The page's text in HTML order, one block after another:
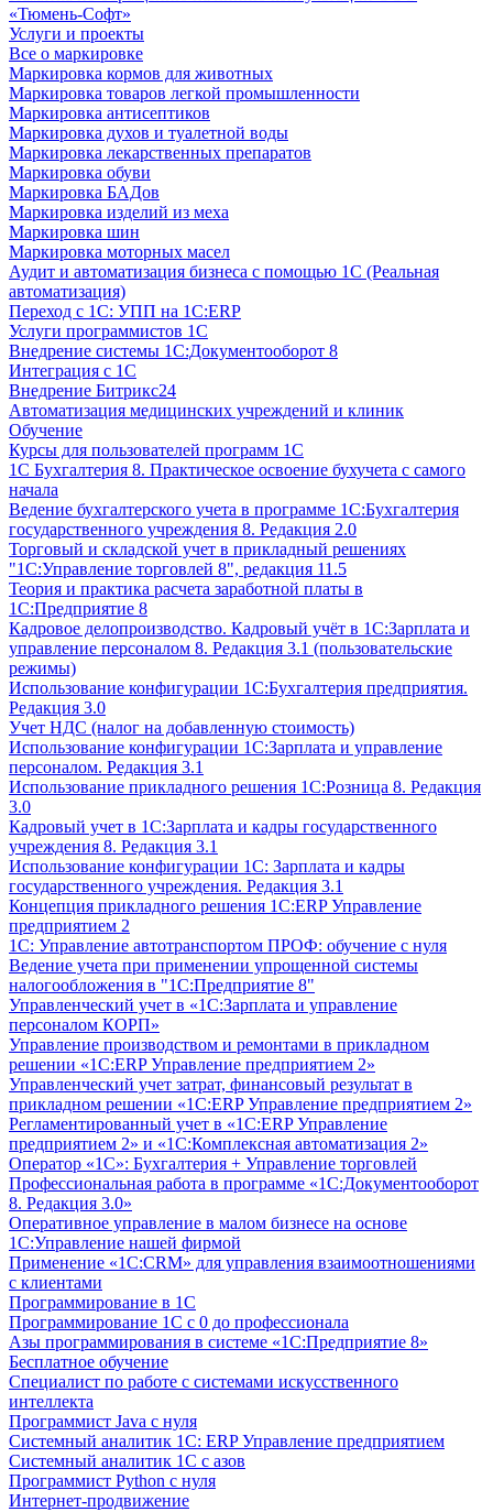
«Тюмень-Софт»
Услуги и проекты
Все о маркировке
Маркировка кормов для животных
Маркировка товаров легкой промышленности
Маркировка антисептиков
Маркировка духов и туалетной воды
Маркировка лекарственных препаратов
Маркировка обуви
Маркировка БАДов
Маркировка изделий из меха
Маркировка шин
Маркировка моторных масел
Аудит и автоматизация бизнеса с помощью 1С (Реальная
автоматизация)
Переход с 1С: УПП на 1С:ERP
Услуги программистов 1С
Внедрение системы 1С:Документооборот 8
Интеграция с 1С
Внедрение Битрикс24
Автоматизация медицинских учреждений и клиник
Обучение
Курсы для пользователей программ 1С
1С Бухгалтерия 8. Практическое освоение бухучета с самого
начала
Ведение бухгалтерского учета в программе 1С:Бухгалтерия
государственного учреждения 8. Редакция 2.0
Торговый и складской учет в прикладный решениях
"1С:Управление торговлей 8", редакция 11.5
Теория и практика расчета заработной платы в
1С:Предприятие 8
Кадровое делопроизводство. Кадровый учёт в 1С:Зарплата и
управление персоналом 8. Редакция 3.1 (пользовательские
режимы)
Использование конфигурации 1С:Бухгалтерия предприятия.
Редакция 3.0
Учет НДС (налог на добавленную стоимость)
Использование конфигурации 1С:Зарплата и управление
персоналом. Редакция 3.1
Использование прикладного решения 1С:Розница 8. Редакция
3.0
Кадровый учет в 1С:Зарплата и кадры государственного
учреждения 8. Редакция 3.1
Использование конфигурации ‎1С: Зарплата и кадры
государственного учреждения. Редакция 3.1
Концепция прикладного решения 1С:ERP Управление
предприятием 2
1С: Управление автотранспортом ПРОФ: обучение с нуля
Ведение учета при применении упрощенной системы
налогообложения в "1С:Предприятие 8"
Управленческий учет в «1C:Зарплата и управление
персоналом КОРП»
Управление производством и ремонтами в прикладном
решении «1С:ERP Управление предприятием 2»
Управленческий учет затрат, финансовый результат в
прикладном решении «1С:ERP Управление предприятием 2»
Регламентированный учет в «1С:ERP Управление
предприятием 2» и «1С:Комплексная автоматизация 2»
Оператор «1С»: Бухгалтерия + Управление торговлей
Профессиональная работа в программе «1С:Документооборот
8. Редакция 3.0»
Оперативное управление в малом бизнесе на основе
1С:Управление нашей фирмой
Применение «1С:CRM» для управления взаимоотношениями
с клиентами
Программирование в 1С
Программирование 1С с 0 до профессионала
Азы программирования в системе «1С:Предприятие 8»
Бесплатное обучение
Специалист по работе с системами искусственного
интеллекта
Программист Java с нуля
Системный аналитик 1С: ERP Управление предприятием
Системный аналитик 1С с азов
Программист Python с нуля
Интернет-продвижение